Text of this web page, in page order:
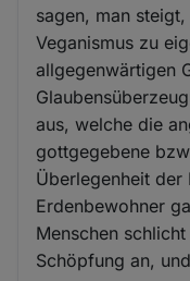
sagen, man
Veganismus zu
allgegenwärtigen
aus, welche die
gottgegebene
Überlegenheit der
Erdenbewohner
Menschen
Schöpfung an,